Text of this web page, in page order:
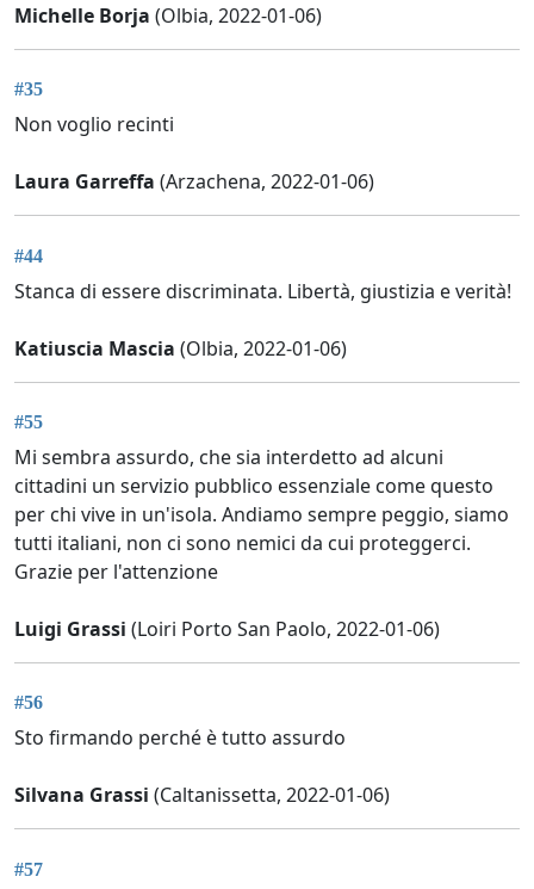
Michelle Borja (Olbia, 2022-01-06)
#35
Non voglio recinti
Laura Garreffa (Arzachena, 2022-01-06)
#44
Stanca di essere discriminata. Libertà, giustizia e verità!
Katiuscia Mascia (Olbia, 2022-01-06)
#55
Mi sembra assurdo, che sia interdetto ad alcuni
cittadini un servizio pubblico essenziale come questo
per chi vive in un'isola. Andiamo sempre peggio, siamo
tutti italiani, non ci sono nemici da cui proteggerci.
Grazie per l'attenzione
Luigi Grassi (Loiri Porto San Paolo, 2022-01-06)
#56
Sto firmando perché è tutto assurdo
Silvana Grassi (Caltanissetta, 2022-01-06)
#57